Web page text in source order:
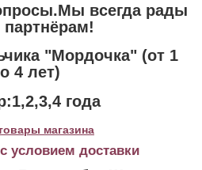
всегда рады
"Мордочка" (от 1
4 лет)
года
магазина
условием доставки